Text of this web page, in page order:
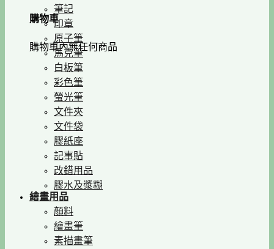
購物車
購物車內無任何商品
筆記
印章
原子筆
馬克筆
白板筆
彩色筆
螢光筆
文件夾
文件袋
膠紙座
記事貼
改錯用品
膠水及漿糊
繪畫用品
顏料
繪畫筆
素描畫筆